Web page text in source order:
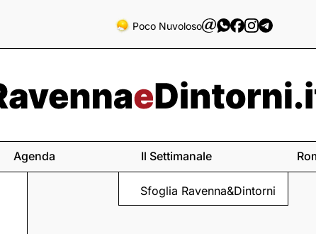
Poco Nuvoloso
Agenda Il Settimanale
Sfoglia Ravenna&Dintorni